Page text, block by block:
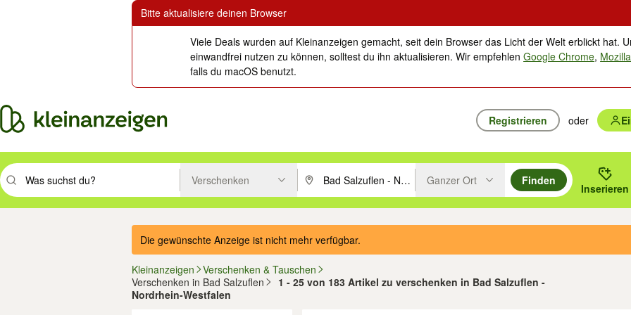
Bitte aktualisiere deinen Browser
Viele Deals wurden auf Kleinanzeigen gemacht, seit dein Browser das Licht der Welt erblickt hat.
einwandfrei nutzen zu können, solltest du ihn aktualisieren. Wir empfehlenGoogle Chrome,
falls du macOS benutzt.
Registrieren oder
Suchbegriff eingeben. Eingabetaste drücken um zu suchen, oder Vorschläge mit den Pfeiltasten nach oben/unten durchsuchen und mit
Verschenken PLZ oder Ort eingeben. Eingabetaste drücken um zu suchen, oder
Ganzer Ort
Finden
Inserieren
Die gewünschte Anzeige ist nicht mehr verfügbar.
Kleinanzeigen
Verschenken & Tauschen
Verschenken in Bad Salzuflen
1 - 25 von 183 Artikel zu verschenken in Bad Salzuflen -
Nordrhein-Westfalen